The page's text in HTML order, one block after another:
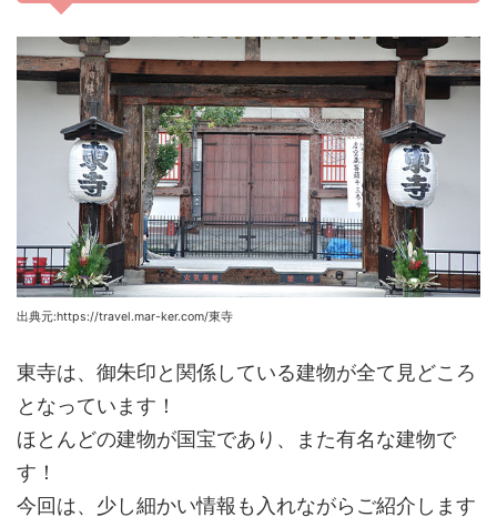
出典元:https://travel.mar-ker.com/東寺
東寺は、御朱印と関係している建物が全て見どころ
となっています！
ほとんどの建物が国宝であり、また有名な建物で
す！
今回は、少し細かい情報も入れながらご紹介します